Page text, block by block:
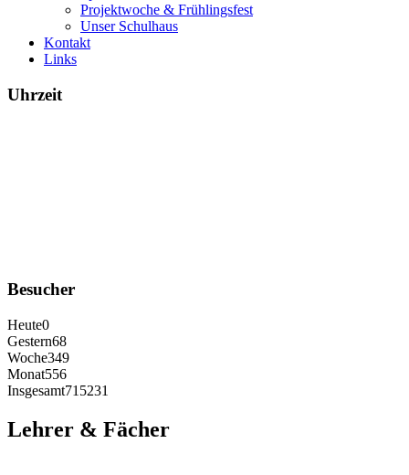
Projektwoche & Frühlingsfest
Unser Schulhaus
Kontakt
Links
Uhrzeit
Besucher
Heute0
Gestern68
Woche349
Monat556
Insgesamt715231
Lehrer & Fächer